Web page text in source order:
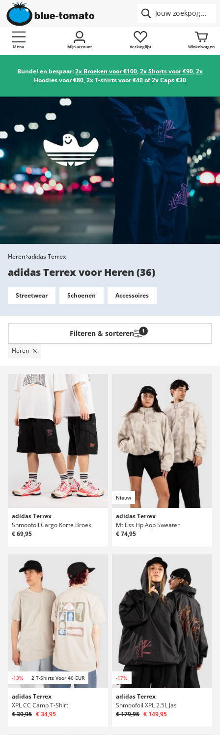
Menu Mijn account Verlanglijst Winkelwagen
Bundel en bespaar:2x Broeken voor €100,2x Shorts voor €90,2x
Hoodies voor €80,2x T-shirts voor €40of2x Caps €30
Heren adidas Terrex
adidas Terrex voor Heren(36)
Streetwear Schoenen Accessoires
Filteren & sorteren 1
Heren
adidas Terrex
Shmoofoil Cargo Korte Broek
€ 69,95
Nieuw
adidas Terrex
Mt Ess Hp Aop Sweater
€ 74,95
-13% 2 T-Shirts Voor 40 EUR
adidas Terrex
XPL CC Camp T-Shirt
€ 39,95 € 34,95
-17%
adidas Terrex
Shmoofoil XPL 2.5L Jas
€ 179,95 € 149,95